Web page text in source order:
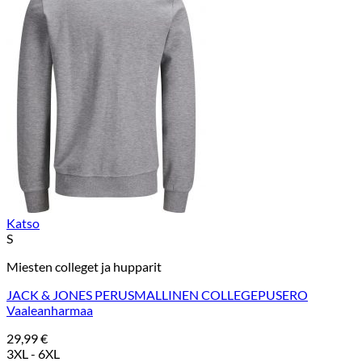
Katso
S
Miesten colleget ja hupparit
JACK & JONES PERUSMALLINEN COLLEGEPUSERO
Vaaleanharmaa
29,99€
3XL - 6XL